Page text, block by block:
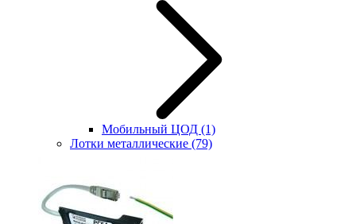
Мобильный ЦОД (1)
Лотки металлические (79)